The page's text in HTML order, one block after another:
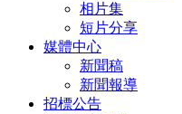
相片集
短片分享
媒體中心
新聞稿
新聞報導
招標公告